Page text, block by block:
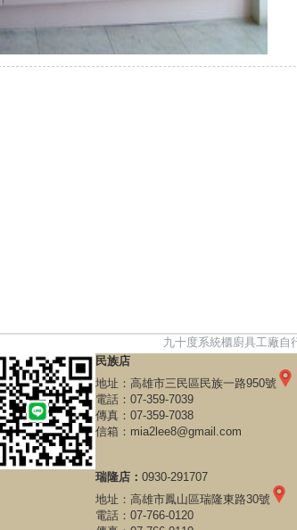
九十度系統櫃廚具工廠自行設
民族店
地址： 高雄市三民區民族一路950號
電話： 07-359-7039
傳真：07-359-7038
信箱： mia2lee8@gmail.com
瑞隆店： 0930-291707
地址： 高雄市鳳山區瑞隆東路30號
電話： 07-766-0120